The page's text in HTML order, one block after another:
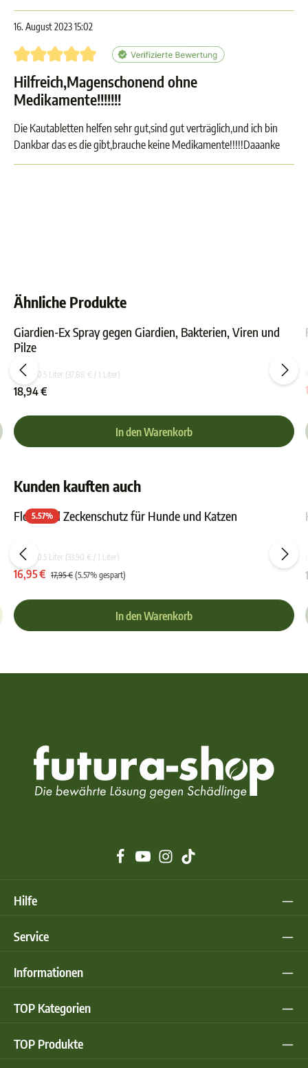
16. August 2023 15:02
Bewertung mit 5 von 5 Sternen
Hilfreich,Magenschonend ohne
Medikamente!!!!!!!
Die Kautabletten helfen sehr gut,sind gut verträglich,und ich bin
Dankbar das es die gibt,brauche keine Medikamente!!!!!Daaanke
Ähnliche Produkte
von 0 von 5 Sternen
Giardien-Ex Spray gegen Giardien, Bakterien, Viren und
Pilze
Inhalt: 0.5 Liter (37,88 € / 1 Liter)
18,94 €
In den Warenkorb
Kunden kauften auch
5.57%
Floh- und Zeckenschutz für Hunde und Katzen
Inhalt: 0.5 Liter (33,90 € / 1 Liter)
16,95 € 17,95 € (5.57% gespart)
In den Warenkorb
Hilfe
Service
Informationen
TOP Kategorien
TOP Produkte